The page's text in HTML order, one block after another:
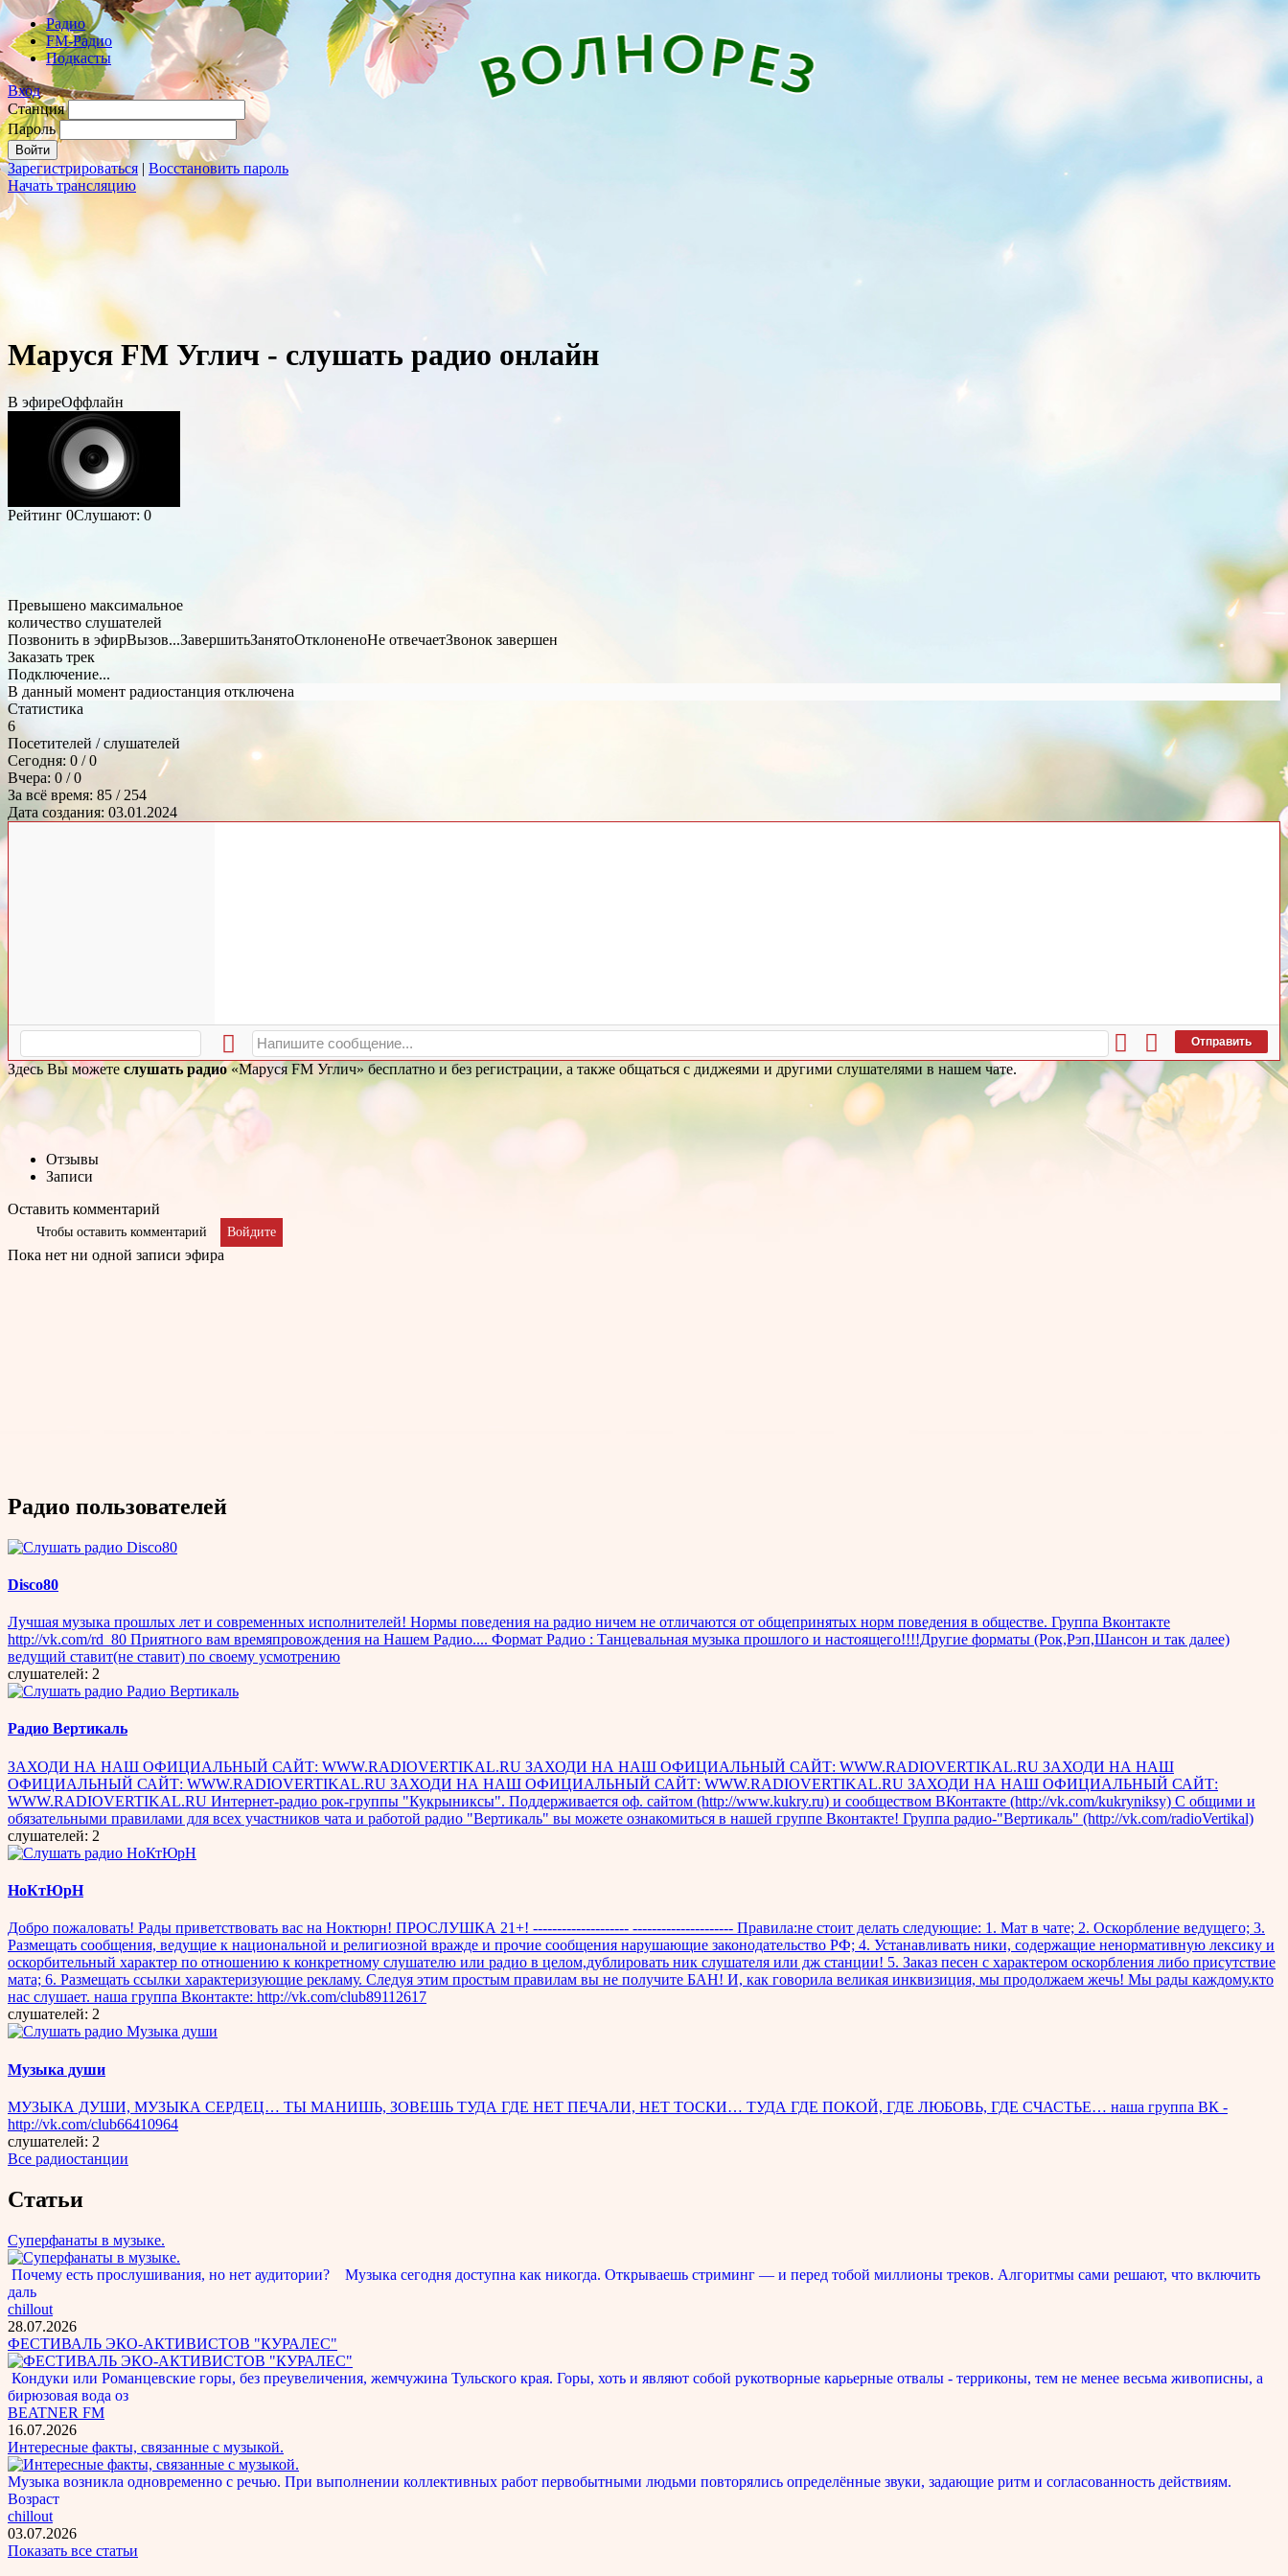
Радио
FM-Радио
Подкасты
Вход
Станция
Пароль
Зарегистрироваться | Восстановить пароль
Начать трансляцию
Mаруся FM Углич - слушать радио онлайн
В эфиреОффлайн
Рейтинг 0Слушают: 0
Превышено максимальное
количество слушателей
Позвонить в эфирВызов...ЗавершитьЗанятоОтклоненоНе отвечаетЗвонок завершен
Заказать трек
Подключение...
В данный момент радиостанция отключена
Статистика
6
Посетителей / слушателей
Сегодня: 0 / 0
Вчера: 0 / 0
За всё время: 85 / 254
Дата создания: 03.01.2024
Отправить
Здесь Вы можете слушать радио«Mаруся FM Углич» бесплатно и без регистрации, а также общаться с диджеями и другими слушателями в нашем чате.
Отзывы
Записи
Оставить комментарий
Чтобы оставить комментарий Войдите
Пока нет ни одной записи эфира
Радио пользователей
Disco80
Лучшая музыка прошлых лет и современных исполнителей! Нормы поведения на радио ничем не отличаются от общепринятых норм поведения в обществе. Группа Вконтакте
http://vk.com/rd_80 Приятного вам времяпровождения на Нашем Радио.... Формат Радио : Танцевальная музыка прошлого и настоящего!!!!Другие форматы (Рок,Рэп,Шансон и так далее)
ведущий ставит(не ставит) по своему усмотрению
слушателей: 2
Радио Вертикаль
ЗАХОДИ НА НАШ ОФИЦИАЛЬНЫЙ САЙТ: WWW.RADIOVERTIKAL.RU ЗАХОДИ НА НАШ ОФИЦИАЛЬНЫЙ САЙТ: WWW.RADIOVERTIKAL.RU ЗАХОДИ НА НАШ
ОФИЦИАЛЬНЫЙ САЙТ: WWW.RADIOVERTIKAL.RU ЗАХОДИ НА НАШ ОФИЦИАЛЬНЫЙ САЙТ: WWW.RADIOVERTIKAL.RU ЗАХОДИ НА НАШ ОФИЦИАЛЬНЫЙ САЙТ:
WWW.RADIOVERTIKAL.RU Интернет-радио рок-группы "Кукрыниксы". Поддерживается оф. сайтом (http://www.kukry.ru) и сообществом ВКонтакте (http://vk.com/kukryniksy) С общими и
обязательными правилами для всех участников чата и работой радио "Вертикаль" вы можете ознакомиться в нашей группе Вконтакте! Группа радио-"Вертикаль" (http://vk.com/radioVertikal)
слушателей: 2
НоКтЮрН
Добро пожаловать! Рады приветствовать вас на Ноктюрн! ПРОСЛУШКА 21+! -------------------- --------------------- Правила:не стоит делать следующие: 1. Мат в чате; 2. Оскорбление ведущего; 3.
Размещать сообщения, ведущие к национальной и религиозной вражде и прочие сообщения нарушающие законодательство РФ; 4. Устанавливать ники, содержащие ненормативную лексику и
оскорбительный характер по отношению к конкретному слушателю или радио в целом,дублировать ник слушателя или дж станции! 5. Заказ песен с характером оскорбления либо присутствие
мата; 6. Размещать ссылки характеризующие рекламу. Следуя этим простым правилам вы не получите БАН! И, как говорила великая инквизиция, мы продолжаем жечь! Мы рады каждому.кто
нас слушает. наша группа Вконтакте: http://vk.com/club89112617
слушателей: 2
Музыка души
МУЗЫКА ДУШИ, МУЗЫКА СЕРДЕЦ… ТЫ МАНИШЬ, ЗОВЕШЬ ТУДА ГДЕ НЕТ ПЕЧАЛИ, НЕТ ТОСКИ… ТУДА ГДЕ ПОКОЙ, ГДЕ ЛЮБОВЬ, ГДЕ СЧАСТЬЕ… наша группа ВК -
http://vk.com/club66410964
слушателей: 2
Все радиостанции
Статьи
Суперфанаты в музыке.
Почему есть прослушивания, но нет аудитории? Музыка сегодня доступна как никогда. Открываешь стриминг — и перед тобой миллионы треков. Алгоритмы сами решают, что включить
даль
chillout
28.07.2026
ФЕСТИВАЛЬ ЭКО-АКТИВИСТОВ "КУРАЛЕС"
Кондуки или Романцевские горы, без преувеличения, жемчужина Тульского края. Горы, хоть и являют собой рукотворные карьерные отвалы - терриконы, тем не менее весьма живописны, а
бирюзовая вода оз
BEATNER FM
16.07.2026
Интересные факты, связанные с музыкой.
Музыка возникла одновременно с речью. При выполнении коллективных работ первобытными людьми повторялись определённые звуки, задающие ритм и согласованность действиям.
Возраст
chillout
03.07.2026
Показать все статьи